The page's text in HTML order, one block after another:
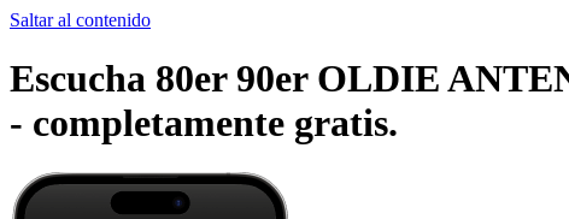
Saltar al contenido
Escucha 80er 90er OLDIE
- completamente gratis.